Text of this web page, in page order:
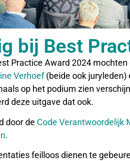
bij Best
Practice Award 2024 mochten
Verhoef(beide ook juryleden)
op het podium zien
deze uitgave dat ook.
door de Code Verantwoordelijk
.
feilloos dienen te